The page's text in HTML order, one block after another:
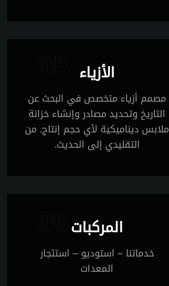
الأزياء
مصمم أزياء متخصص في البحث عن
التاريخ وتحديد مصادر وإنشاء خزانة
ملابس ديناميكية لأي حجم إنتاج. من
التقليدي إلى الحديث.
المركبات
خدماتنا – استوديو – استئجار
المعدات